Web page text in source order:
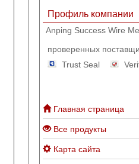
Профиль компании
Anping Success Wire
проверенных
Trust Seal
Главная страница
Все продукты
Карта сайта